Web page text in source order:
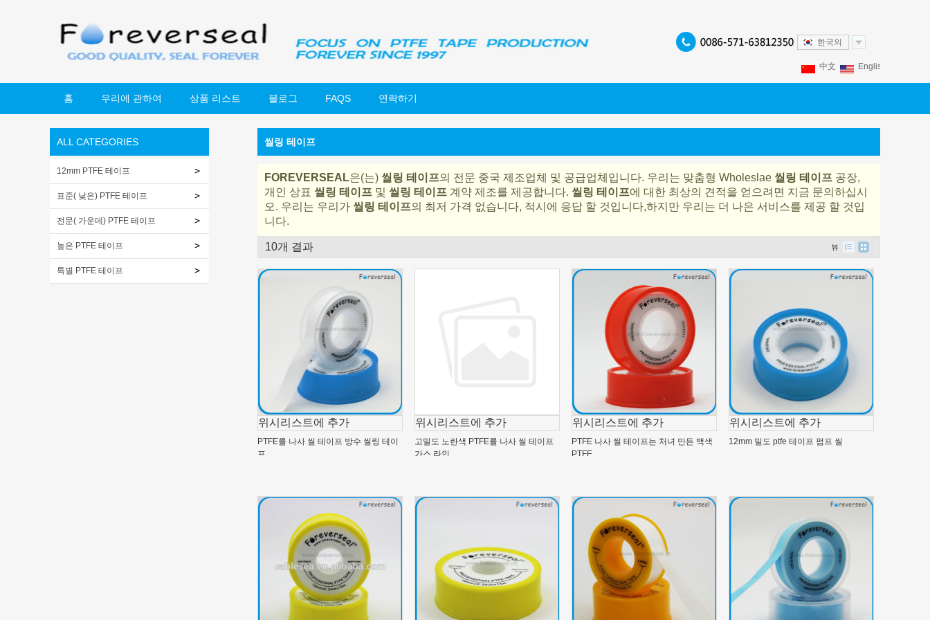
한국의
中文 English
Español
Italiano
홈 우리에 관하여 상품 리스트 블로그 FAQS 연락하기
ALL CATEGORIES
12mm PTFE 테이프
표준( 낮은) PTFE 테이프
전문( 가운데) PTFE 테이프
높은 PTFE 테이프
특별 PTFE 테이프
씰링 테이프
FOREVERSEAL은(는) 씰링 테이프의 전문 중국 제조업체 및 공급업체입니다. 우리는 맞춤형 Wholeslae 씰링 테이프 공장,
개인 상표 씰링 테이프 및 씰링 테이프 계약 제조를 제공합니다. 씰링 테이프에 대한 최상의 견적을 얻으려면 지금 문의하십시
오. 우리는 우리가 씰링 테이프의 최저 가격 없습니다, 적시에 응답 할 것입니다,하지만 우리는 더 나은 서비스를 제공 할 것입
니다.
10개 결과 뷰
위시리스트에 추가
PTFE를 나사 씰 테이프 방수 씰링 테이
프
위시리스트에 추가
고밀도 노란색 PTFE를 나사 씰 테이프
가스 라인
위시리스트에 추가
PTFE 나사 씰 테이프는 처녀 만든 백색
PTFE
위시리스트에 추가
12mm 밀도 ptfe 테이프 펌프 씰